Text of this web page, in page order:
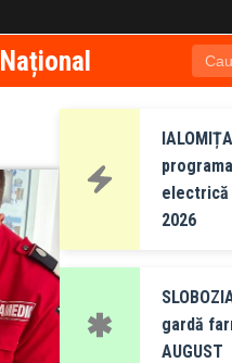
Național
electrică
2026
gardă
AUGUST